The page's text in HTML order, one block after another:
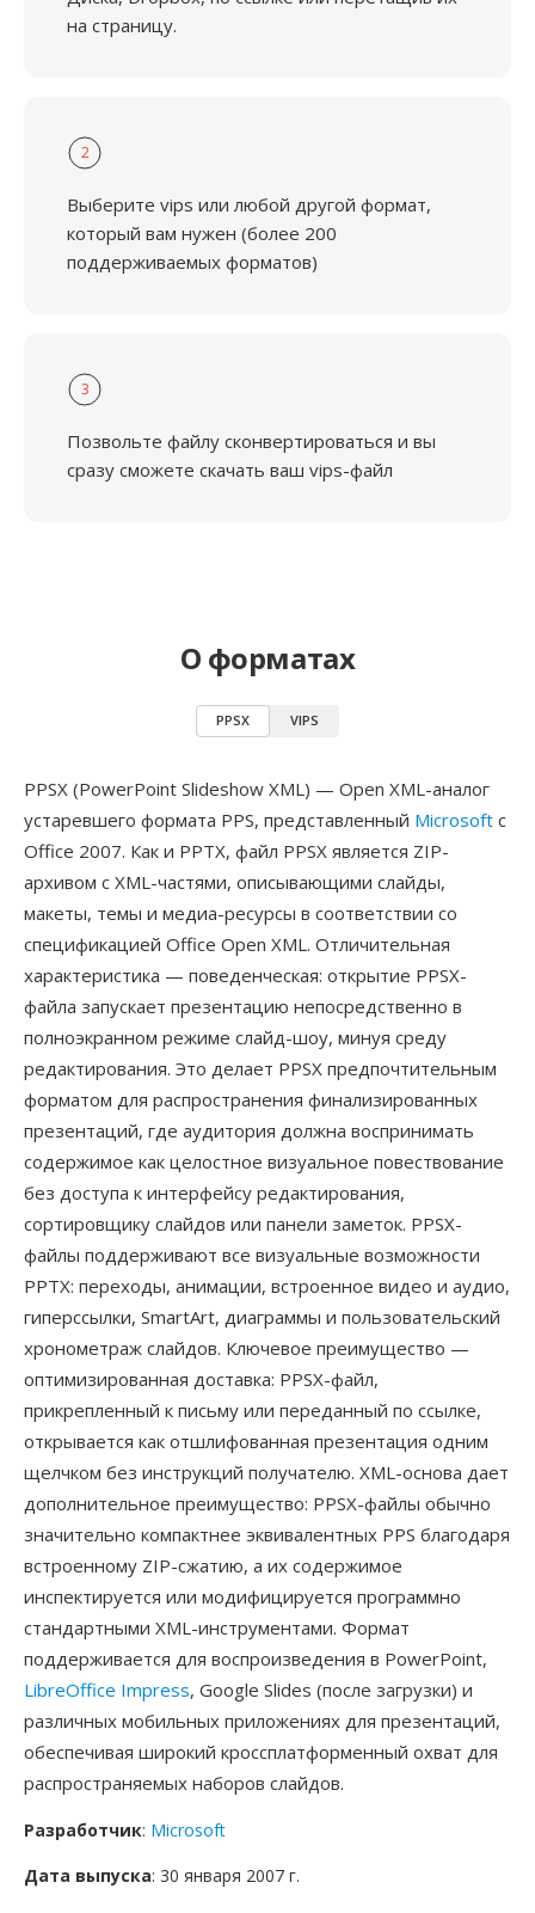
на страницу.
2
Выберите vips или любой другой формат,
который вам нужен (более 200
поддерживаемых форматов)
3
Позвольте файлу сконвертироваться и вы
сразу сможете скачать ваш vips-файл
О форматах
PPSX VIPS
PPSX (PowerPoint Slideshow XML) — Open XML-аналог
устаревшего формата PPS, представленный Microsoft с
Office 2007. Как и PPTX, файл PPSX является ZIP-
архивом с XML-частями, описывающими слайды,
макеты, темы и медиа-ресурсы в соответствии со
спецификацией Office Open XML. Отличительная
характеристика — поведенческая: открытие PPSX-
файла запускает презентацию непосредственно в
полноэкранном режиме слайд-шоу, минуя среду
редактирования. Это делает PPSX предпочтительным
форматом для распространения финализированных
презентаций, где аудитория должна воспринимать
содержимое как целостное визуальное повествование
без доступа к интерфейсу редактирования,
сортировщику слайдов или панели заметок. PPSX-
файлы поддерживают все визуальные возможности
PPTX: переходы, анимации, встроенное видео и аудио,
гиперссылки, SmartArt, диаграммы и пользовательский
хронометраж слайдов. Ключевое преимущество —
оптимизированная доставка: PPSX-файл,
прикрепленный к письму или переданный по ссылке,
открывается как отшлифованная презентация одним
щелчком без инструкций получателю. XML-основа дает
дополнительное преимущество: PPSX-файлы обычно
значительно компактнее эквивалентных PPS благодаря
встроенному ZIP-сжатию, а их содержимое
инспектируется или модифицируется программно
стандартными XML-инструментами. Формат
поддерживается для воспроизведения в PowerPoint,
LibreOffice Impress, Google Slides (после загрузки) и
различных мобильных приложениях для презентаций,
обеспечивая широкий кроссплатформенный охват для
распространяемых наборов слайдов.
Разработчик: Microsoft
Дата выпуска: 30 января 2007 г.